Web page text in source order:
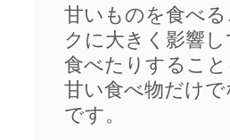
甘いものを食べ
クに大きく影響
食べたりするこ
甘い食べ物だけ
です。